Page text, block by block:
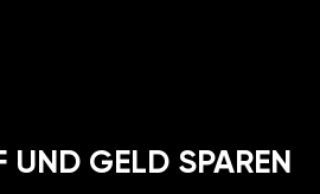
UND GELD SPAREN